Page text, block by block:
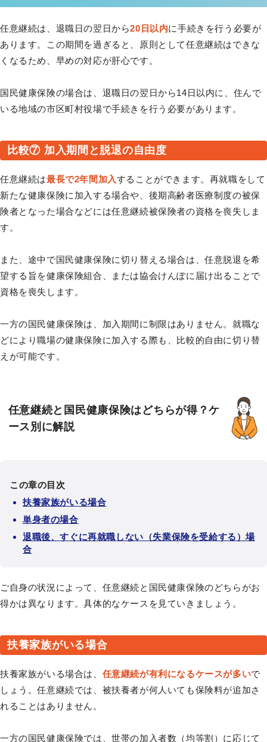
任意継続は、退職日の翌日から20日以内に手続きを行う必要が
あります。この期間を過ぎると、原則として任意継続はできな
くなるため、早めの対応が肝心です。
国民健康保険の場合は、退職日の翌日から14日以内に、住んで
いる地域の市区町村役場で手続きを行う必要があります。
比較⑦ 加入期間と脱退の自由度
任意継続は最長で2年間加入することができます。再就職をして
新たな健康保険に加入する場合や、後期高齢者医療制度の被保
険者となった場合などには任意継続被保険者の資格を喪失しま
す。
また、途中で国民健康保険に切り替える場合は、任意脱退を希
望する旨を健康保険組合、または協会けんぽに届け出ることで
資格を喪失します。
一方の国民健康保険は、加入期間に制限はありません。就職な
どにより職場の健康保険に加入する際も、比較的自由に切り替
えが可能です。
任意継続と国民健康保険はどちらが得？ケ
ース別に解説
この章の目次
扶養家族がいる場合
単身者の場合
退職後、すぐに再就職しない（失業保険を受給する）場
合
ご自身の状況によって、任意継続と国民健康保険のどちらがお
得かは異なります。具体的なケースを見ていきましょう。
扶養家族がいる場合
扶養家族がいる場合は、 任意継続が有利になるケースが多いで
しょう。任意継続では、被扶養者が何人いても保険料が追加さ
れることはありません。
一方の国民健康保険では、世帯の加入者数（均等割）に応じて